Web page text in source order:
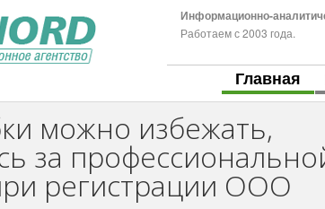
Информационно-
Работаем с 2003 года.
Главная
можно избежать,
за
регистрации ООО